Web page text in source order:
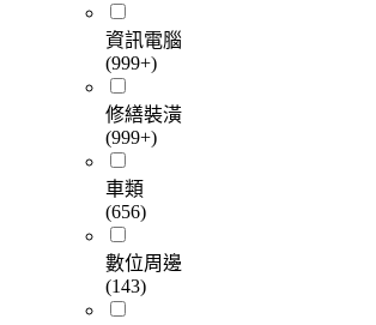
資訊電腦
(999+)
修繕裝潢
(999+)
車類
(656)
數位周邊
(143)